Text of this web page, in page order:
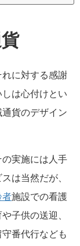
に対する感謝
は心付けとい
貨のデザイン
実施には人手
は当然だが、
者施設での看護
子供の送迎、
番代行なども